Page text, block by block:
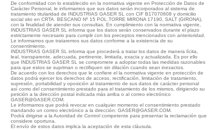
De conformidad con lo establecido en la normativa vigente en Protección de Datos de
Carácter Personal, le informamos que sus datos serán incorporados al sistema de
tratamiento titularidad de INDUSTRIAS GASER SL con CIF B17070608 y domicilio
social sito en CRTA. BESCANO Nº 15 POL.TORRE MIRONA 17190, SALT (GIRONA),
con la finalidad de atender sus consultas. En cumplimiento con la normativa vigente,
INDUSTRIAS GASER SL informa que los datos serán conservados durante el plazo
estrictamente necesario para cumplir con los preceptos mencionados con anterioridad.
Le informamos que trataremos sus datos conforme a la existencia de su
consentimiento.
INDUSTRIAS GASER SL informa que procederá a tratar los datos de manera lícita,
leal, transparente, adecuada, pertinente, limitada, exacta y actualizada. Es por ello
que INDUSTRIAS GASER SL se compromete a adoptar todas las medidas razonables
para que estos se supriman o rectifiquen sin dilación cuando sean inexactos.
De acuerdo con los derechos que le confiere el la normativa vigente en protección de
datos podrá ejercer los derechos de acceso, rectificación, limitación de tratamiento,
supresión, portabilidad y oposición al tratamiento de sus datos de carácter personal
así como del consentimiento prestado para el tratamiento de los mismos, dirigiendo su
petición a la dirección postal indicada más arriba o al correo electrónico
GASER@GASER.COM.
Le informamos que podrá revocar en cualquier momento el consentimiento prestado
mandando un correo electrónico a la dirección: GASER@GASER.COM.
Podrá dirigirse a la Autoridad de Control competente para presentar la reclamación que
considere oportuna.
El envío de estos datos implica la aceptación de esta cláusula.